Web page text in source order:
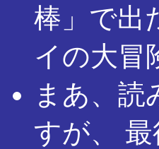
棒」で出
イの大冒
まあ、読
すが、